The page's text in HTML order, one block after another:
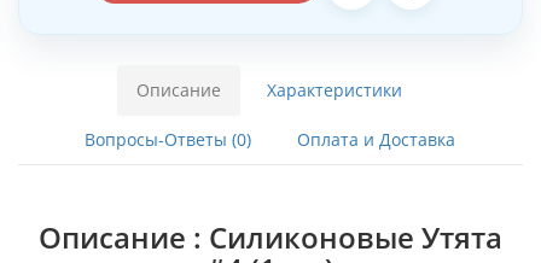
Описание Характеристики
Вопросы-Ответы (0) Оплата и Доставка
Описание : Силиконовые Утята